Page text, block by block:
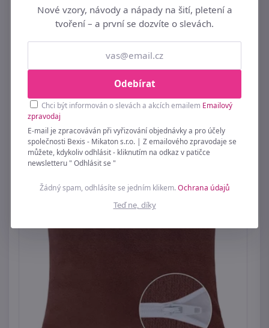
Povláček krepový Šedá,Žlutá 80/417 40x40 cm
109 Kč
Nové vzory, návody a nápady na šití, pletení a
tvoření – a první se dozvíte o slevách.
Odebírat
Chci být informován o slevách a akcích emailem Emailový
zpravodaj
E-mail je zpracováván při vyřizování objednávky a pro účely
společnosti Bexis - Mikaton s.r.o. | Z emailového zpravodaje se
můžete, kdykoliv odhlásit - kliknutím na odkaz v patičce
newsletteru " Odhlásit se "
Žádný spam, odhlásíte se jedním klikem.Ochrana údajů
Teď ne, díky